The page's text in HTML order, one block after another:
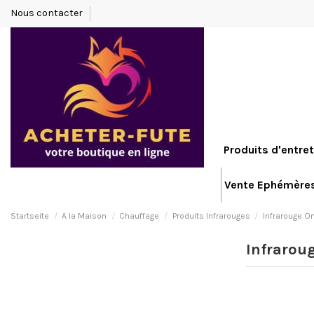
Nous contacter
Produits
Vente
Startseite A la Maison Chauffage Produits Infrarouges Infrarouge